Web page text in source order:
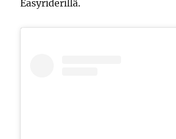
Easyriderillä.